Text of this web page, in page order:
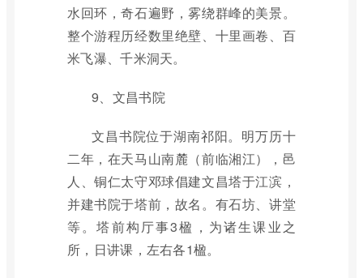
水回环，奇石遍野，雾绕群峰的美景。
整个游程历经数里绝壁、十里画卷、百
米飞瀑、千米洞天。
9、文昌书院
文昌书院位于湖南祁阳。明万历十
二年，在天马山南麓（前临湘江），邑
人、铜仁太守邓球倡建文昌塔于江滨，
并建书院于塔前，故名。有石坊、讲堂
等。塔前构厅事3楹，为诸生课业之
所，日讲课，左右各1楹。